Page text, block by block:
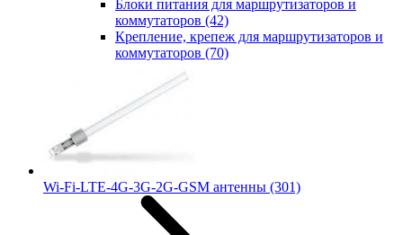
Блоки питания для маршрутизаторов и
коммутаторов (42)
Крепление, крепеж для маршрутизаторов и
коммутаторов (70)
Wi-Fi-LTE-4G-3G-2G-GSM антенны (301)